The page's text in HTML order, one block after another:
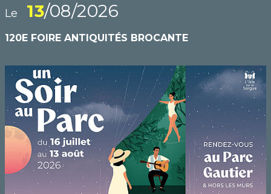
Le 13/08/2026
120E FOIRE ANTIQUITÉS BROCANTE